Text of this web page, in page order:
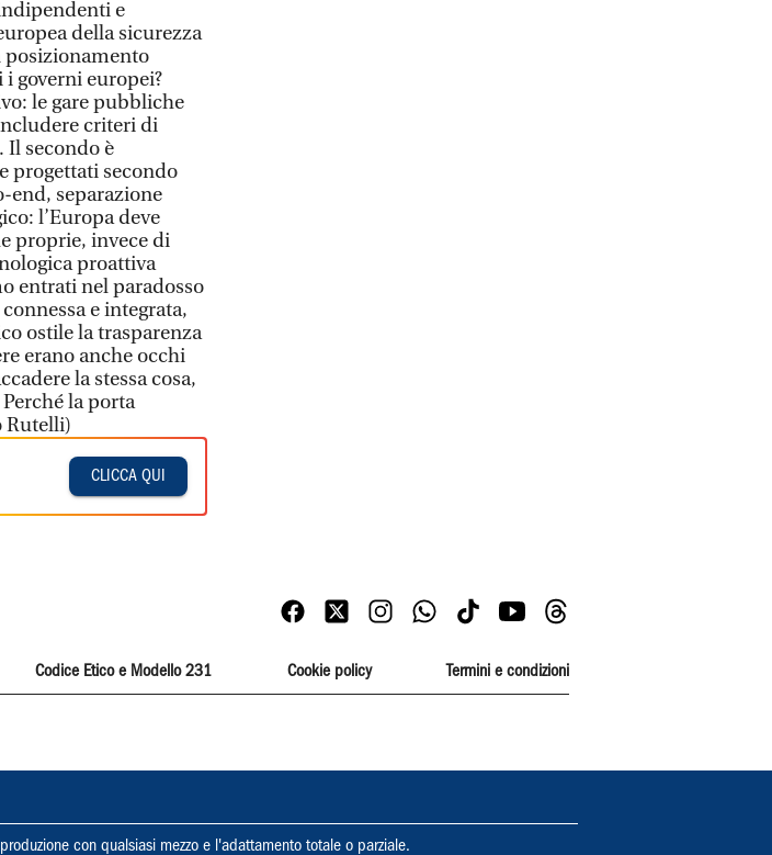
e
della sicurezza
posizionamento
governi europei?
le gare pubbliche
criteri di
secondo è
progettati secondo
separazione
l’Europa deve
proprie, invece di
proattiva
entrati nel paradosso
e integrata,
ostile la trasparenza
erano anche occhi
la stessa cosa,
la porta
Rutelli)
CLICCA QUI
Codice Etico e Modello 231 Cookie policy Termini e condizioni
con qualsiasi mezzo e l'adattamento totale o parziale.